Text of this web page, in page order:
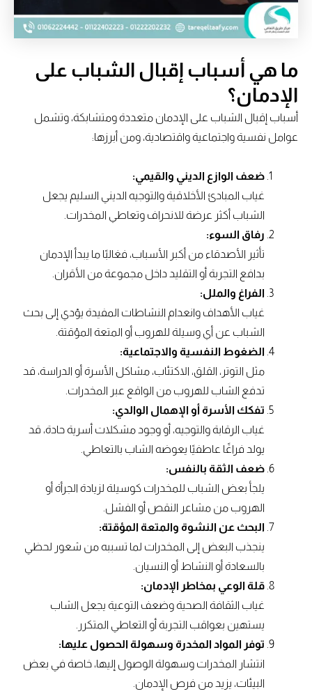
ما هي أسباب إقبال الشباب على
الإدمان؟
أسباب إقبال الشباب على الإدمان متعددة ومتشابكة، وتشمل
عوامل نفسية واجتماعية واقتصادية، ومن أبرزها:
ضعف الوازع الديني والقيمي:
غياب المبادئ الأخلاقية والتوجيه الديني السليم يجعل
الشباب أكثر عرضة للانحراف وتعاطي المخدرات.
رفاق السوء:
تأثير الأصدقاء من أكبر الأسباب، فغالبًا ما يبدأ الإدمان
بدافع التجربة أو التقليد داخل مجموعة من الأقران.
الفراغ والملل:
غياب الأهداف وانعدام النشاطات المفيدة يؤدي إلى بحث
الشباب عن أي وسيلة للهروب أو المتعة المؤقتة.
الضغوط النفسية والاجتماعية:
مثل التوتر، القلق، الاكتئاب، مشاكل الأسرة أو الدراسة، قد
تدفع الشاب للهروب من الواقع عبر المخدرات.
تفكك الأسرة أو الإهمال الوالدي:
غياب الرقابة والتوجيه، أو وجود مشكلات أسرية حادة، قد
يولد فراغًا عاطفيًا يعوضه الشاب بالتعاطي.
ضعف الثقة بالنفس:
يلجأ بعض الشباب للمخدرات كوسيلة لزيادة الجرأة أو
الهروب من مشاعر النقص أو الفشل.
البحث عن النشوة والمتعة المؤقتة:
ينجذب البعض إلى المخدرات لما تسببه من شعور لحظي
بالسعادة أو النشاط أو النسيان.
قلة الوعي بمخاطر الإدمان:
غياب الثقافة الصحية وضعف التوعية يجعل الشاب
يستهين بعواقب التجربة أو التعاطي المتكرر.
توفر المواد المخدرة وسهولة الحصول عليها:
انتشار المخدرات وسهولة الوصول إليها، خاصة في بعض
البيئات، يزيد من فرص الإدمان.